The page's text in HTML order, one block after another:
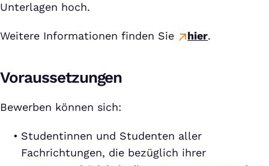
Unterlagen hoch.
Weitere Informationen finden Sie hier.
Voraussetzungen
Bewerben können sich:
Studentinnen und Studenten aller
Fachrichtungen, die bezüglich ihrer